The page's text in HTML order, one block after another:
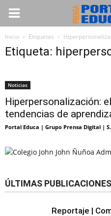
Inicio Etiquetas
Etiqueta:
Noticias
Hiperpersonalización:
tendencias de
Portal Educa | Grupo Prensa Digital |
ÚLTIMAS PUBLICACIONES
Reportaje |